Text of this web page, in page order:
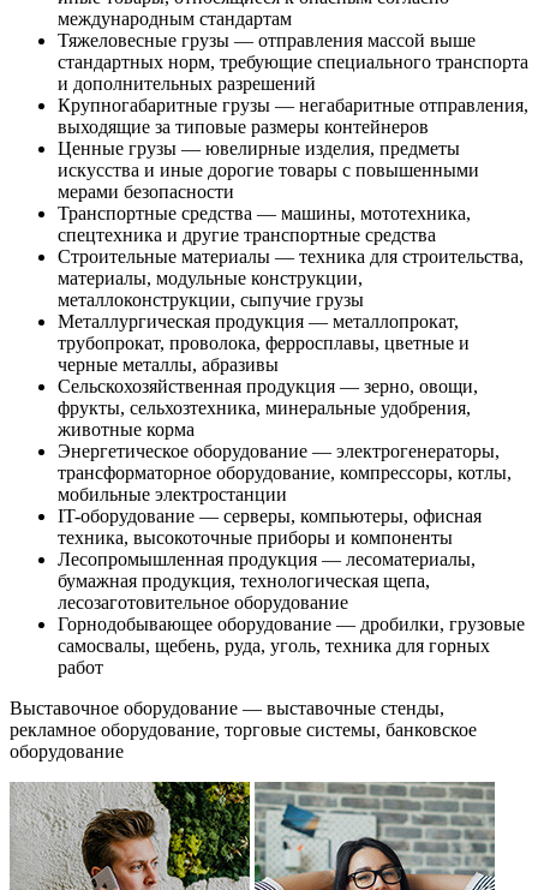
международным стандартам
Тяжеловесные грузы — отправления массой выше
стандартных норм, требующие специального транспорта
и дополнительных разрешений
Крупногабаритные грузы — негабаритные отправления,
выходящие за типовые размеры контейнеров
Ценные грузы — ювелирные изделия, предметы
искусства и иные дорогие товары с повышенными
мерами безопасности
Транспортные средства — машины, мототехника,
спецтехника и другие транспортные средства
Строительные материалы — техника для строительства,
материалы, модульные конструкции,
металлоконструкции, сыпучие грузы
Металлургическая продукция — металлопрокат,
трубопрокат, проволока, ферросплавы, цветные и
черные металлы, абразивы
Сельскохозяйственная продукция — зерно, овощи,
фрукты, сельхозтехника, минеральные удобрения,
животные корма
Энергетическое оборудование — электрогенераторы,
трансформаторное оборудование, компрессоры, котлы,
мобильные электростанции
IT-оборудование — серверы, компьютеры, офисная
техника, высокоточные приборы и компоненты
Лесопромышленная продукция — лесоматериалы,
бумажная продукция, технологическая щепа,
лесозаготовительное оборудование
Горнодобывающее оборудование — дробилки, грузовые
самосвалы, щебень, руда, уголь, техника для горных
работ
Выставочное оборудование — выставочные стенды,
рекламное оборудование, торговые системы, банковское
оборудование